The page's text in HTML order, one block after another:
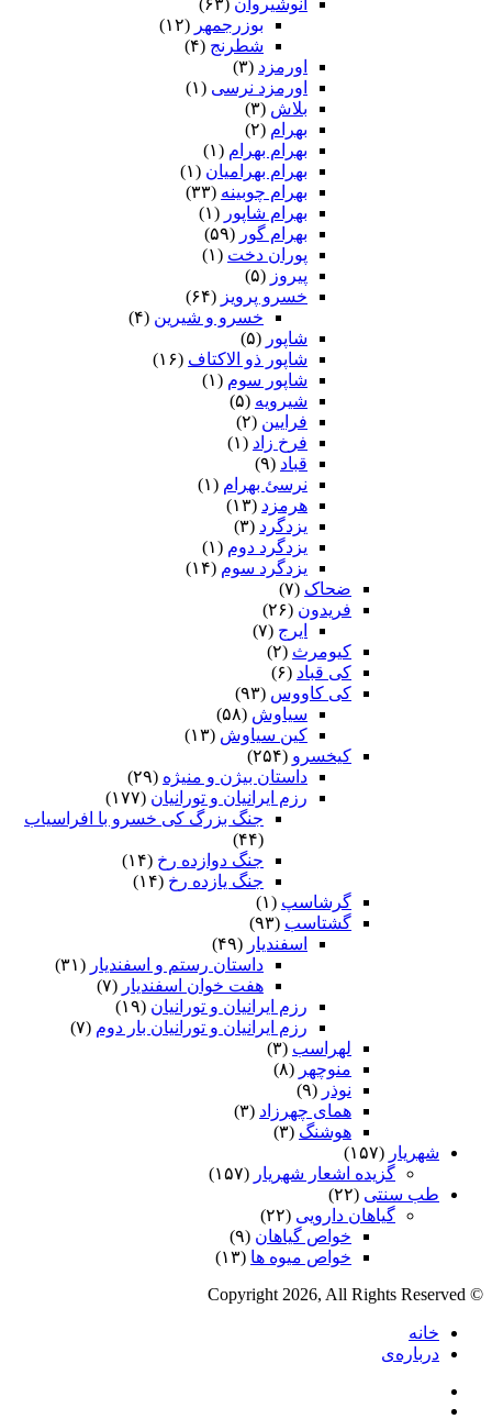
انوشیروان (۶۳)
بوزرجمهر (۱۲)
شطرنج (۴)
اورمزد (۳)
اورمزد نرسى‏ (۱)
بلاش (۳)
بهرام (۲)
بهرام بهرام (۱)
بهرام بهرامیان‏ (۱)
بهرام چوبینه (۳۳)
بهرام شاپور (۱)
بهرام گور (۵۹)
پوران دخت (۱)
پیروز (۵)
خسرو پرویز (۶۴)
خسرو و شیرین (۴)
شاپور (۵)
شاپور ذو الاکتاف (۱۶)
شاپور سوم‏ (۱)
شیرویه (۵)
فرایین (۲)
فرخ زاد (۱)
قباد (۹)
نرسئ بهرام‏ (۱)
هرمزد (۱۳)
یزدگرد (۳)
یزدگرد دوم (۱)
یزدگرد سوم (۱۴)
ضحاک (۷)
فریدون (۲۶)
ایرج (۷)
کیومرث (۲)
کی قباد (۶)
کی کاووس (۹۳)
سیاوش (۵۸)
کین سیاوش (۱۳)
کیخسرو (۲۵۴)
داستان بیژن و منیژه (۲۹)
رزم ایرانیان و تورانیان (۱۷۷)
جنگ بزرگ کی خسرو با افراسیاب
(۴۴)
جنگ دوازده رخ (۱۴)
جنگ یازده رخ (۱۴)
گرشاسپ (۱)
گشتاسب (۹۳)
اسفندیار (۴۹)
داستان رستم و اسفندیار (۳۱)
هفت خوان اسفندیار (۷)
رزم ایرانیان و تورانیان (۱۹)
رزم ایرانیان و تورانیان بار دوم (۷)
لهراسب (۳)
منوچهر (۸)
نوذر (۹)
هماى چهرزاد (۳)
هوشنگ (۳)
شهریار (۱۵۷)
گزیده اشعار شهریار (۱۵۷)
طب سنتی (۲۲)
گیاهان دارویی (۲۲)
خواص گیاهان (۹)
خواص میوه ها (۱۳)
© Copyright 2026, All Rights Reserved
خانه
درباره‌ی